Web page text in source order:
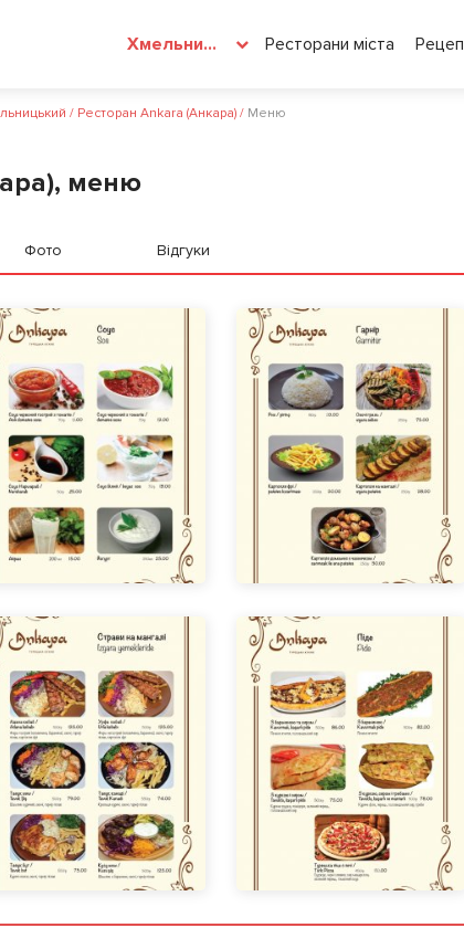
Хмельницький Ресторани міста
/ Ресторан Ankara (Анкара) / Меню
меню
Фото Відгуки